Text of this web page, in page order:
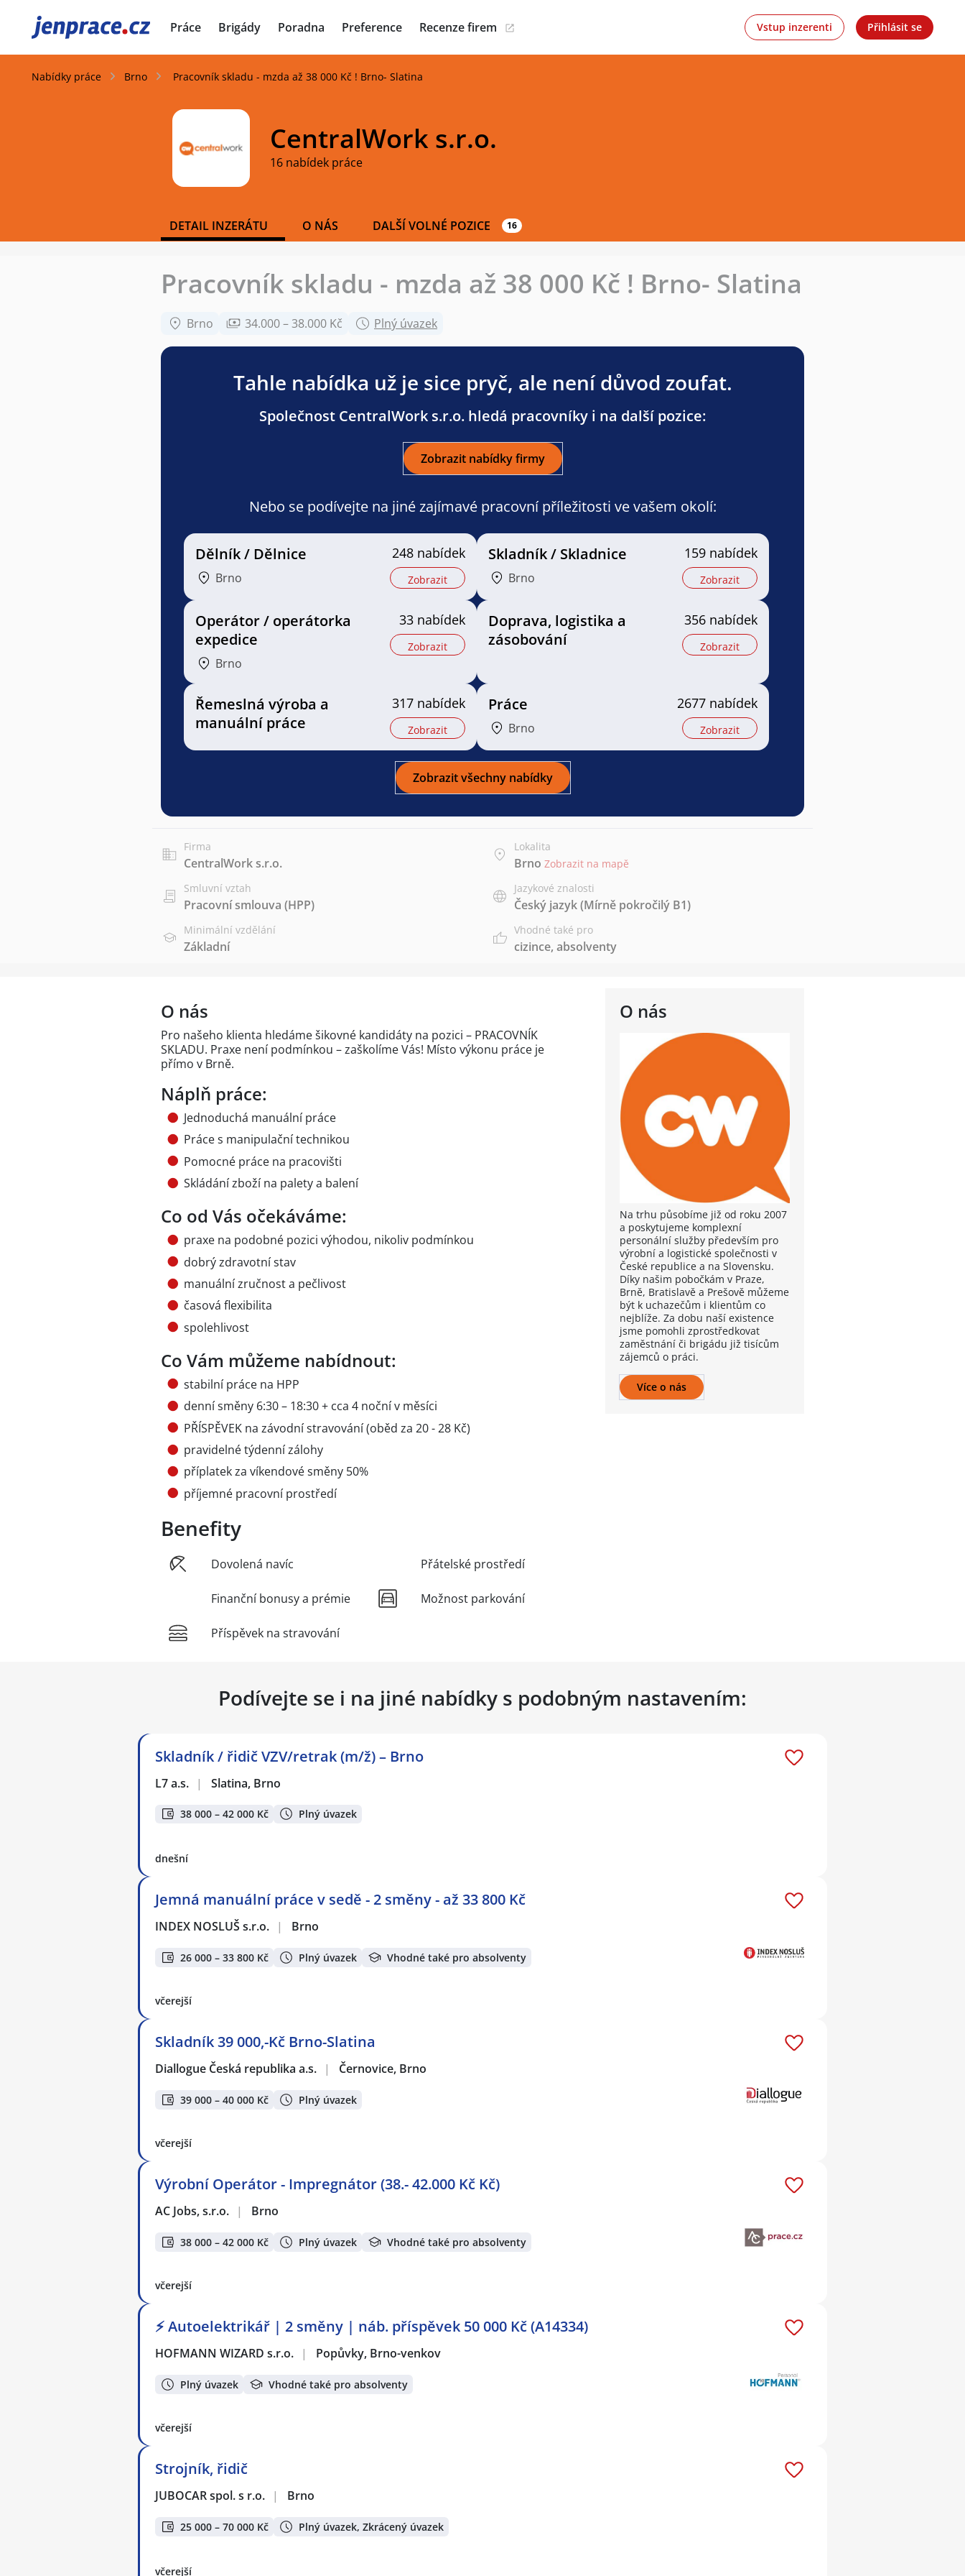
JenPráce.cz Práce Brigády Poradna Preference Recenze firem Vstup inzerenti Přihlásit se
Nabídky práce Brno Pracovník skladu - mzda až 38 000 Kč ! Brno- Slatina
CentralWork s.r.o.
16 nabídek práce
DETAIL INZERÁTU O NÁS DALŠÍ VOLNÉ POZICE 16
Pracovník skladu - mzda až 38 000 Kč ! Brno- Slatina
Brno 34.000 – 38.000 Kč Plný úvazek
Tahle nabídka už je sice pryč, ale není důvod zoufat.
Společnost CentralWork s.r.o. hledá pracovníky i na další pozice:
Zobrazit nabídky firmy
Nebo se podívejte na jiné zajímavé pracovní příležitosti ve vašem okolí:
Dělník / Dělnice
Brno
248 nabídek
Zobrazit
Skladník / Skladnice
Brno
159 nabídek
Zobrazit
Operátor / operátorka
expedice
Brno
33 nabídek
Zobrazit
Doprava, logistika a
zásobování
356 nabídek
Zobrazit
Řemeslná výroba a
manuální práce
317 nabídek
Zobrazit
Práce
Brno
2677 nabídek
Zobrazit
Zobrazit všechny nabídky
Firma
CentralWork s.r.o.
Lokalita
Brno Zobrazit na mapě
Smluvní vztah
Pracovní smlouva (HPP)
Jazykové znalosti
Český jazyk(Mírně pokročilý B1)
Minimální vzdělání
Základní
Vhodné také pro
cizince, absolventy
O nás
Na trhu působíme již od roku 2007
a poskytujeme komplexní
personální služby především pro
výrobní a logistické společnosti v
České republice a na Slovensku.
Díky našim pobočkám v Praze,
Brně, Bratislavě a Prešově můžeme
být k uchazečům i klientům co
nejblíže. Za dobu naší existence
jsme pomohli zprostředkovat
zaměstnání či brigádu již tisícům
zájemců o práci.
Více o nás
O nás
Pro našeho klienta hledáme šikovné kandidáty na pozici – PRACOVNÍK
SKLADU. Praxe není podmínkou – zaškolíme Vás! Místo výkonu práce je
přímo v Brně.
Náplň práce:
Jednoduchá manuální práce
Práce s manipulační technikou
Pomocné práce na pracovišti
Skládání zboží na palety a balení
Co od Vás očekáváme:
praxe na podobné pozici výhodou, nikoliv podmínkou
dobrý zdravotní stav
manuální zručnost a pečlivost
časová flexibilita
spolehlivost
Co Vám můžeme nabídnout:
stabilní práce na HPP
denní směny 6:30 – 18:30 + cca 4 noční v měsíci
PŘÍSPĚVEK na závodní stravování (oběd za 20 - 28 Kč)
pravidelné týdenní zálohy
příplatek za víkendové směny 50%
příjemné pracovní prostředí
Benefity
Dovolená navíc
Finanční bonusy a prémie
Příspěvek na stravování
Přátelské prostředí
Možnost parkování
Podívejte se i na jiné nabídky s podobným nastavením:
Skladník / řidič VZV/retrak (m/ž) – Brno
L7 a.s. | Slatina, Brno
38 000 – 42 000 Kč Plný úvazek
dnešní
Jemná manuální práce v sedě - 2 směny - až 33 800 Kč
INDEX NOSLUŠ s.r.o. | Brno
26 000 – 33 800 Kč Plný úvazek Vhodné také pro absolventy
včerejší
Skladník 39 000,-Kč Brno-Slatina
Diallogue Česká republika a.s. | Černovice, Brno
39 000 – 40 000 Kč Plný úvazek
včerejší
Výrobní Operátor - Impregnátor (38.- 42.000 Kč Kč)
AC Jobs, s.r.o. | Brno
38 000 – 42 000 Kč Plný úvazek Vhodné také pro absolventy
včerejší
⚡ Autoelektrikář | 2 směny | náb. příspěvek 50 000 Kč (A14334)
HOFMANN WIZARD s.r.o. | Popůvky, Brno-venkov
Plný úvazek Vhodné také pro absolventy
včerejší
Strojník, řidič
JUBOCAR spol. s r.o. | Brno
25 000 – 70 000 Kč Plný úvazek, Zkrácený úvazek
včerejší